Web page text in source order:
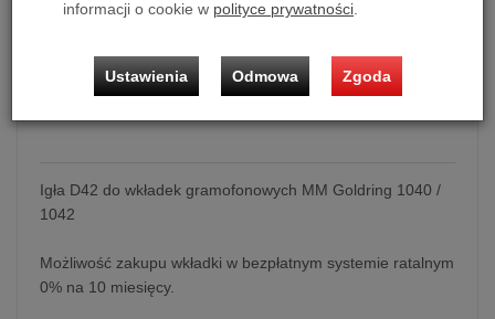
1 549,00 zł
dodaj do koszyka
Igła D42 do wkładek gramofonowych MM Goldring 1040 /
1042
Możliwość zakupu wkładki w bezpłatnym systemie ratalnym
0% na 10 miesięcy.
informacji o cookie w polityce prywatności.
Ustawienia Odmowa Zgoda